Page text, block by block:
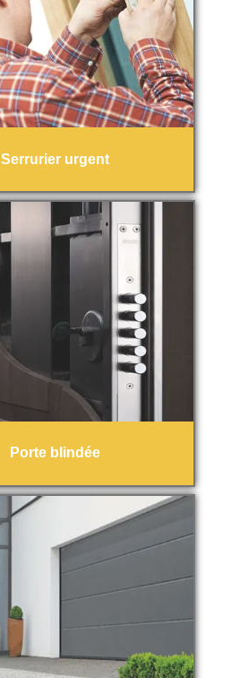
Serrurier urgent
Porte blindée